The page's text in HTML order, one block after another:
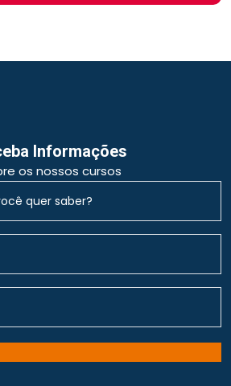
Informações
os nossos cursos